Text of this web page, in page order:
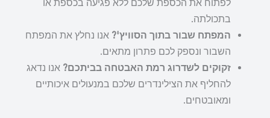
לפתוח את הכספת שלכם ללא פגיעה בכספת או
בתכולתה.
המפתח שבור בתוך הסוויץ'? אנו נחלץ את המפתח
השבור ונספק לכם פתרון מתאים.
זקוקים לשדרוג רמת האבטחה בביתכם? אנו נדאג
להחליף את הצילינדרים שלכם במנעולים איכותיים
ומאובטחים.